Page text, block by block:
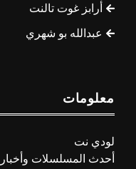
أرابز غوت تالنت
عبدالله بو شهري
معلومات
لودي نت
أحدث المسلسلات وأخبار